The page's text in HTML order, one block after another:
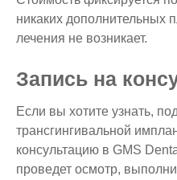
никаких дополнительных
лечения не возникает.
Запись на
Если вы хотите узнать,
трансгингивальной
консультацию в GMS
проведет осмотр,